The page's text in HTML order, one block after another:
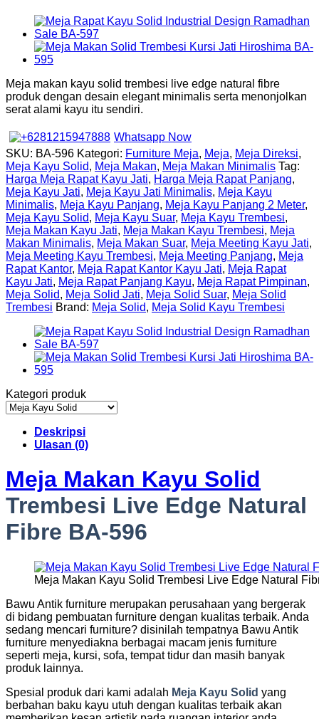
Meja makan kayu solid trembesi live edge natural fibre
produk dengan desain elegant minimalis serta menonjolkan
serat alami kayu itu sendiri.
Whatsapp Now
SKU: BA-596 Kategori: Furniture Meja, Meja, Meja Direksi,
Meja Kayu Solid, Meja Makan, Meja Makan Minimalis Tag:
Harga Meja Rapat Kayu Jati, Harga Meja Rapat Panjang,
Meja Kayu Jati, Meja Kayu Jati Minimalis, Meja Kayu
Minimalis, Meja Kayu Panjang, Meja Kayu Panjang 2 Meter,
Meja Kayu Solid, Meja Kayu Suar, Meja Kayu Trembesi,
Meja Makan Kayu Jati, Meja Makan Kayu Trembesi, Meja
Makan Minimalis, Meja Makan Suar, Meja Meeting Kayu Jati,
Meja Meeting Kayu Trembesi, Meja Meeting Panjang, Meja
Rapat Kantor, Meja Rapat Kantor Kayu Jati, Meja Rapat
Kayu Jati, Meja Rapat Panjang Kayu, Meja Rapat Pimpinan,
Meja Solid, Meja Solid Jati, Meja Solid Suar, Meja Solid
Trembesi Brand: Meja Solid, Meja Solid Kayu Trembesi
Kategori produk
Deskripsi
Ulasan (0)
Meja Makan Kayu Solid
Trembesi Live Edge Natural
Fibre BA-596
Meja Makan Kayu Solid Trembesi Live Edge Natural
Bawu Antik furniture merupakan perusahaan yang bergerak
di bidang pembuatan furniture dengan kualitas terbaik. Anda
sedang mencari furniture? disinilah tempatnya Bawu Antik
furniture menyediakna berbagai macam jenis furniture
seperti meja, kursi, sofa, tempat tidur dan masih banyak
produk lainnya.
Spesial produk dari kami adalah Meja Kayu Solid yang
berbahan baku kayu utuh dengan kualitas terbaik akan